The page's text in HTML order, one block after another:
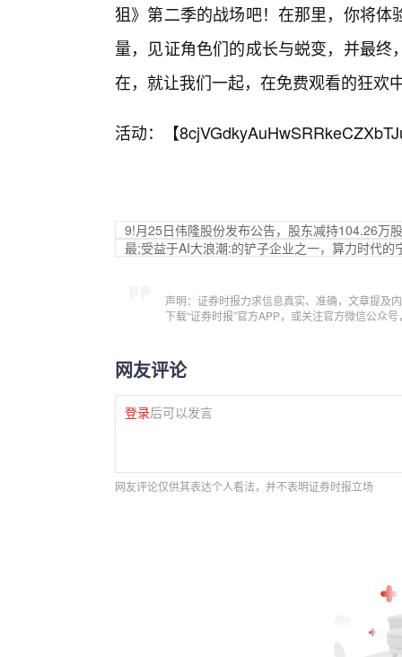
狙》第二季的战场吧！在那里，你将
量，见证角色们的成长与蜕变，并最
在，就让我们一起，在免费观看的狂欢
活动：【
9!月25日伟隆股份发布公告，股东减持104.26万股
最;受益于AI大浪潮:的铲子企业之一，算力时代的
声明：证券时报力求信息真实、准确，文章提及
下载“证券时报”官方APP，或关注官方微信公众
网友评论
登录后可以发言
网友评论仅供其表达个人看法，并不表明证券时报立场